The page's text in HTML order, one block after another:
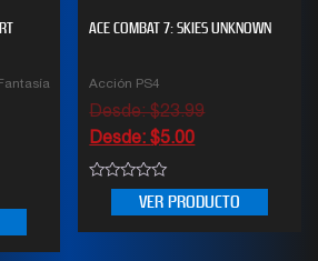
ACE COMBAT 7: SKIES UNKNOWN
Acción PS4
Desde:$23.99
Desde:$5.00
5
VER PRODUCTO